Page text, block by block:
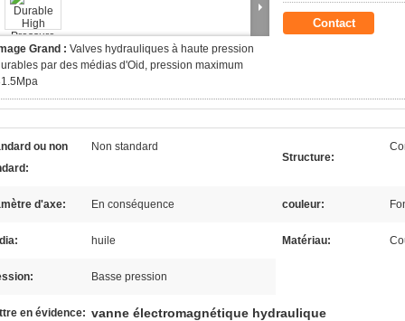
Grand : Valves hydrauliques à haute pression
par des médias d'Oid, pression maximum
Contact
ou non
Non standard
Structure:
d'axe: En conséquence couleur:
huile Matériau:
Basse pression
en évidence: vanne électromagnétique hydraulique